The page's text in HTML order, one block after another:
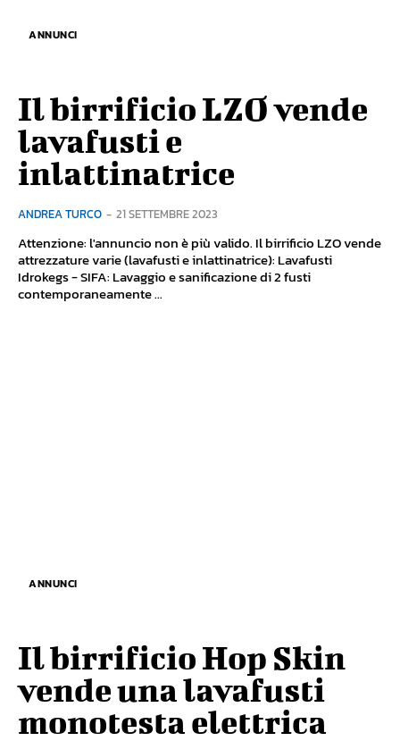
ANNUNCI
Il birrificio LZO vende
lavafusti e
inlattinatrice
ANDREA TURCO - 21 SETTEMBRE 2023
Attenzione: l'annuncio non è più valido. Il birrificio LZO vende
attrezzature varie (lavafusti e inlattinatrice): Lavafusti
Idrokegs - SIFA: Lavaggio e sanificazione di 2 fusti
contemporaneamente ...
ANNUNCI
Il birrificio Hop Skin
vende una lavafusti
monotesta elettrica